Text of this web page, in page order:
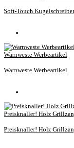
Soft-Touch
Warnweste Werbeartikel
Warnweste Werbeartikel
Preisknaller! Holz
Preisknaller! Holz